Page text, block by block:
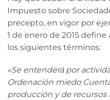
Impuesto sobre
precepto, en vigor por
1 de enero de 2015
los siguientes términos:
«Se entenderá por
Ordenación miedo
producción y de